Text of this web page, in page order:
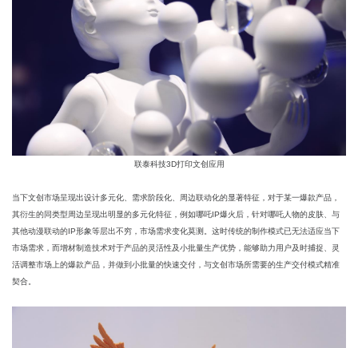
联泰科技3D打印文创应用
当下文创市场呈现出设计多元化、需求阶段化、周边联动化的显著特征，对于某一爆款产品，
其衍生的同类型周边呈现出明显的多元化特征，例如哪吒IP爆火后，针对哪吒人物的皮肤、与
其他动漫联动的IP形象等层出不穷，市场需求变化莫测。这时传统的制作模式已无法适应当下
市场需求，而增材制造技术对于产品的灵活性及小批量生产优势，能够助力用户及时捕捉、灵
活调整市场上的爆款产品，并做到小批量的快速交付，与文创市场所需要的生产交付模式精准
契合。